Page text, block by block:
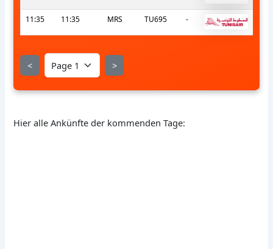
11:35 11:35 MRS TU695 -
< >
Hier alle Ankünfte der kommenden Tage: